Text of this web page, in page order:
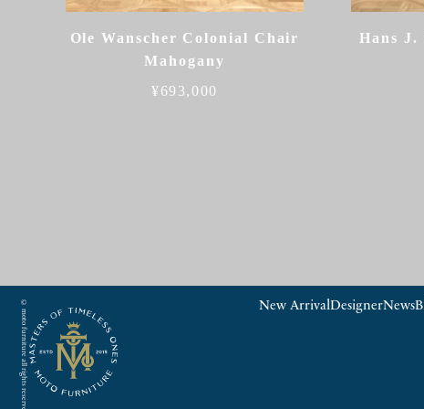
Ole Wanscher Colonial Chair
Mahogany
¥693,000
Hans J.
© moto furniture all rights reserved. New ArrivalDesignerNews